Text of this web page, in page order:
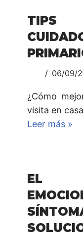
TIPS
06/09/
¿Cómo
visita en
Leer más »
EL